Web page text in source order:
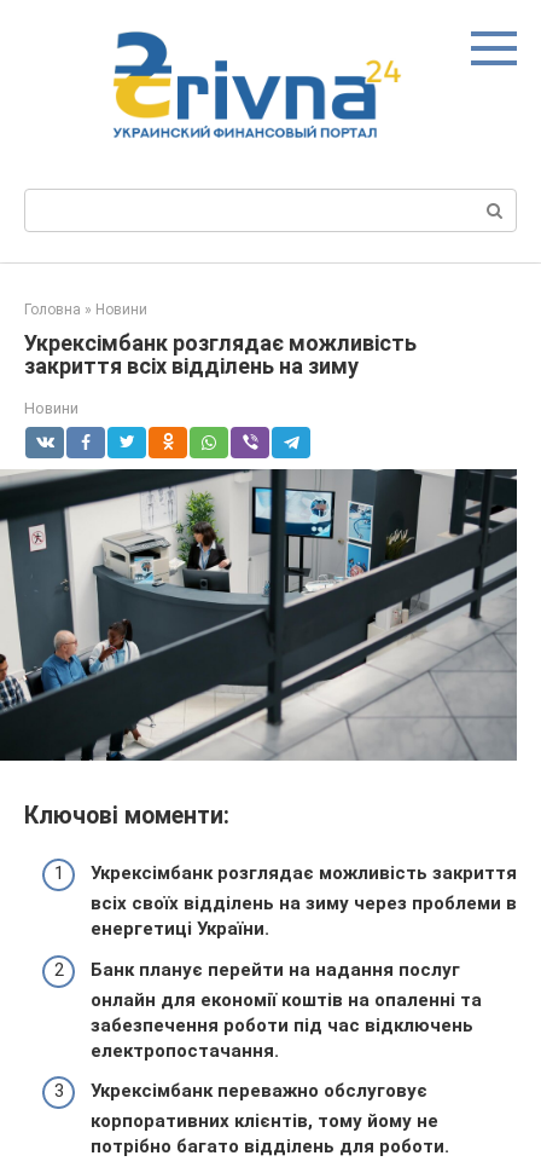
Пошук:
Головна » Новини
Укрексімбанк розглядає можливість
закриття всіх відділень на зиму
Новини
Ключові моменти:
Укрексімбанк розглядає можливість закриття
всіх своїх відділень на зиму через проблеми в
енергетиці України.
Банк планує перейти на надання послуг
онлайн для економії коштів на опаленні та
забезпечення роботи під час відключень
електропостачання.
Укрексімбанк переважно обслуговує
корпоративних клієнтів, тому йому не
потрібно багато відділень для роботи.